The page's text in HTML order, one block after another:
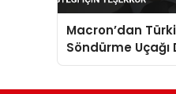
Macron’dan
Söndürme Uçağı
Teşekkür